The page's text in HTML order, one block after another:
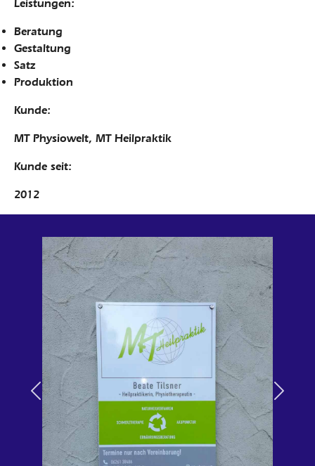
Leistungen:
Beratung
Gestaltung
Satz
Produktion
Kunde:
MT Physiowelt, MT Heilpraktik
Kunde seit:
2012
Previous Next